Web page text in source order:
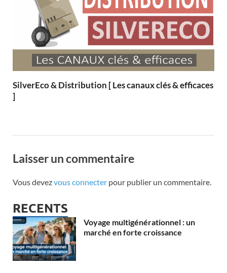
SilverEco & Distribution [ Les canaux clés & efficaces
]
Laisser un commentaire
Vous devezvous connecter pour publier un commentaire.
RECENTS
Voyage multigénérationnel : un
marché en forte croissance